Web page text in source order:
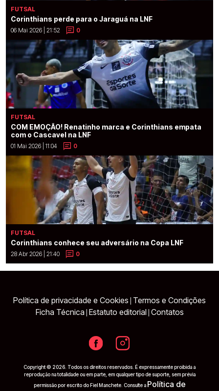
FUTSAL
Corinthians perde para o Jaraguá na LNF
06 Mai 2026 | 21:52 0
FUTSAL
COM EMOÇÃO! Renatinho marca e Corinthians empata
com o Cascavel na LNF
01 Mai 2026 | 11:04 0
FUTSAL
Corinthians conhece seu adversário na Copa LNF
28 Abr 2026 | 21:40 0
Política de privacidade e Cookies Termos e Condições
Ficha Técnica Estatuto editorial Contatos
Copyright © 2026. Todos os direitos reservados. É expressamente proibida a
reprodução na totalidade ou em parte, em qualquer tipo de suporte, sem prévia
permissão por escrito do Fiel Manchete. Consulte a Política de